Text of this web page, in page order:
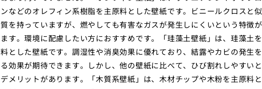
ンなどのオレフィン系樹脂を主原料とした壁紙です。ビニールクロスと
質を持っていますが、燃やしても有害なガスが発生しにくいという特徴
ます。環境に配慮したい方におすすめです。「珪藻土壁紙」は、珪藻土
料とした壁紙です。調湿性や消臭効果に優れており、結露やカビの発生
る効果が期待できます。しかし、他の壁紙に比べて、ひび割れしやすい
デメリットがあります。「木質系壁紙」は、木材チップや木粉を主原料